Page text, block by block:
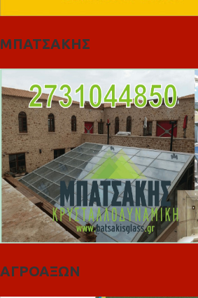
ΜΠΑΤΣΑΚΗΣ
ΑΓΡΟΑΞΩΝ